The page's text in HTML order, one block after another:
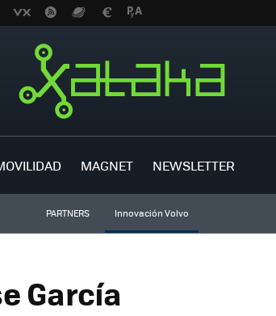
MAGNET NEWSLETTER
PARTNERS Innovación Volvo
García